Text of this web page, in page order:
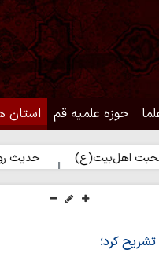
حوزه علمیه قم استان
حدیث روز | بهترین
کرد؛